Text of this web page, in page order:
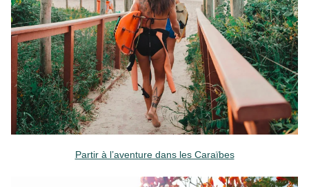
Partir à l’aventure dans les Caraïbes